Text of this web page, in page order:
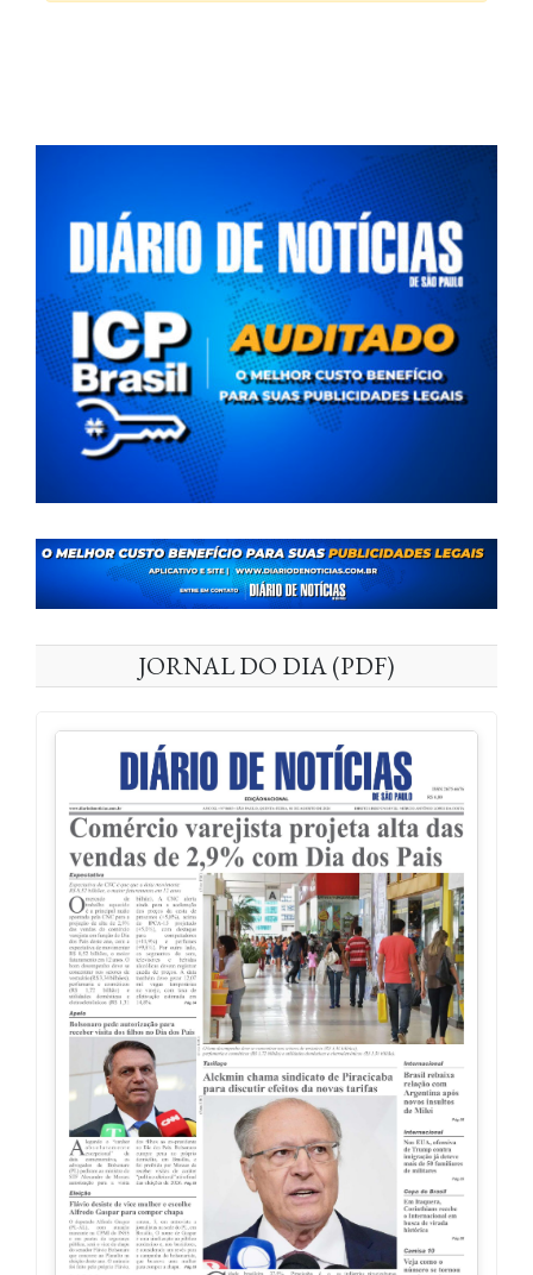
JORNAL DO DIA (PDF)